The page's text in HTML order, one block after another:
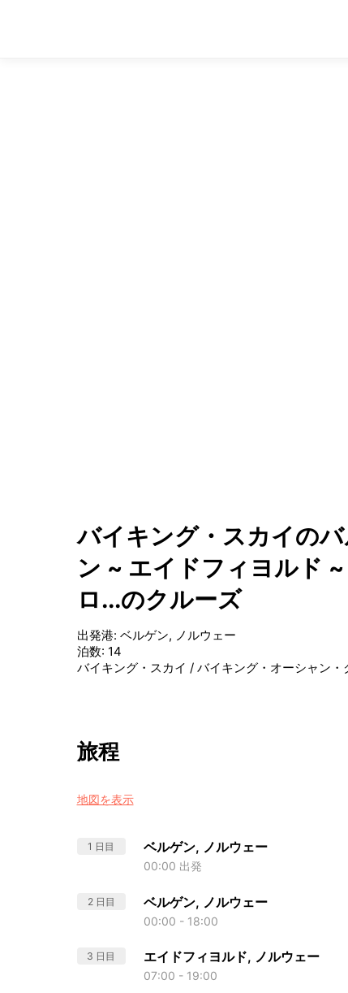
バイキング・スカイの
ン ~ エイドフィヨルド
ロ...のクルーズ
出発港: ベルゲン, ノルウェー
泊数: 14
バイキング・スカイ / バイキング・オーシャン・
旅程
地図を表示
1 日目 ベルゲン, ノルウェー
00:00 出発
2 日目 ベルゲン, ノルウェー
00:00 - 18:00
3 日目 エイドフィヨルド, ノルウェー
07:00 - 19:00